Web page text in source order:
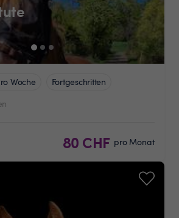
Woche
Fortgeschritten
80 CHF pro Monat